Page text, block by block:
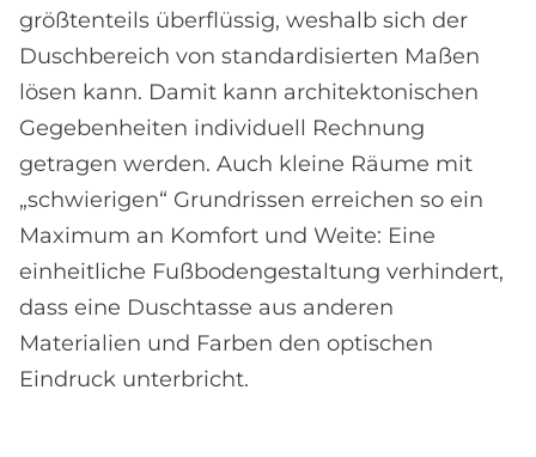
größtenteils überflüssig, weshalb sich der
Duschbereich von standardisierten Maßen
lösen kann. Damit kann architektonischen
Gegebenheiten individuell Rechnung
getragen werden. Auch kleine Räume mit
„schwierigen“ Grundrissen erreichen so ein
Maximum an Komfort und Weite: Eine
einheitliche Fußbodengestaltung verhindert,
dass eine Duschtasse aus anderen
Materialien und Farben den optischen
Eindruck unterbricht.